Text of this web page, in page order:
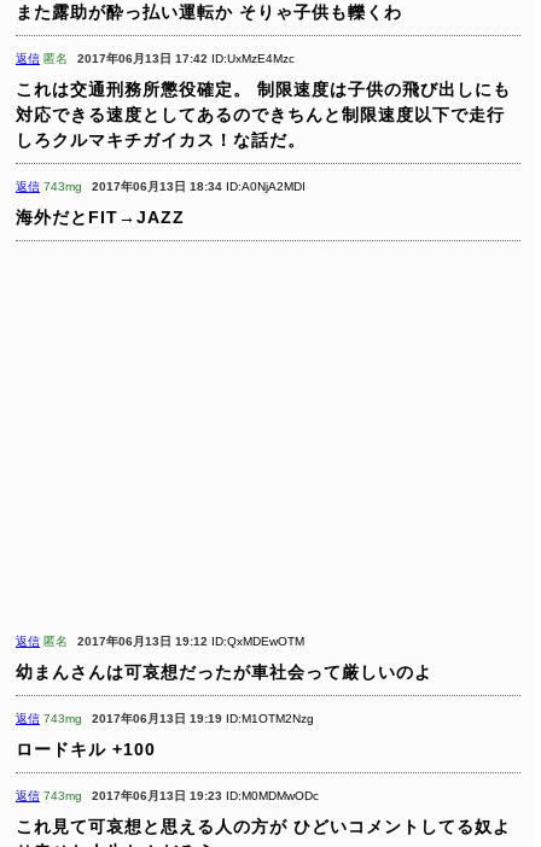
また露助が酔っ払い運転か そりゃ子供も轢くわ
返信 匿名 2017年06月13日 17:42 ID:UxMzE4Mzc
これは交通刑務所懲役確定。
制限速度は子供の飛び出しにも
対応できる速度としてあるのできちんと制限速度以下で走行
しろクルマキチガイカス！な話だ。
返信 743mg 2017年06月13日 18:34 ID:A0NjA2MDI
海外だとFIT→JAZZ
返信 匿名 2017年06月13日 19:12 ID:QxMDEwOTM
幼まんさんは可哀想だったが車社会って厳しいのよ
返信 743mg 2017年06月13日 19:19 ID:M1OTM2Nzg
ロードキル +100
返信 743mg 2017年06月13日 19:23 ID:M0MDMwODc
これ見て可哀想と思える人の方が ひどいコメントしてる奴よ